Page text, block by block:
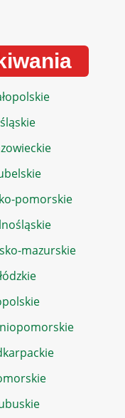
pomorskie
mazurskie